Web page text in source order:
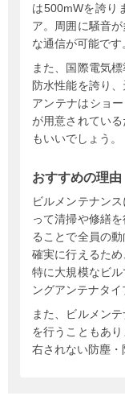
は500mWを誇り
ア。周囲に騒音
な通信が可能です
また、国際電気
防水性能を誇り
アンテナはショ
が用意されてい
もいいでしょう。
おすすめの理由
ビルメンテナン
って清掃や修繕
ることで全員の
確実に行えるため
特に大規模なビ
ングアンテナタイ
また、ビルメン
を行うこともあ
右されない防塵・